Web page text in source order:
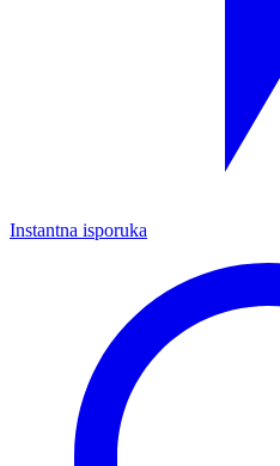
Instantna isporuka